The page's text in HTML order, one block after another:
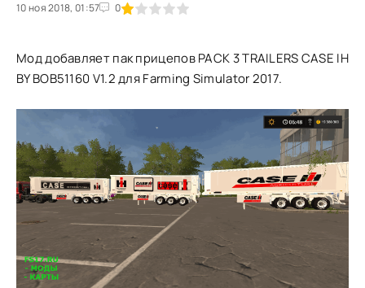
10 ноя 2018, 01:57 0
1 2 3 4 5
Мод добавляет пак прицепов PACK 3 TRAILERS CASE IH
BY BOB51160 V1.2 для Farming Simulator 2017.